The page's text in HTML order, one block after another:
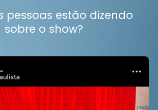
pessoas estão dizendo
sobre o show?